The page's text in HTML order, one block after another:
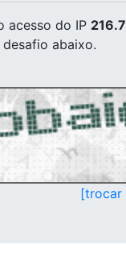
acesso do IP
abaixo.
[trocar